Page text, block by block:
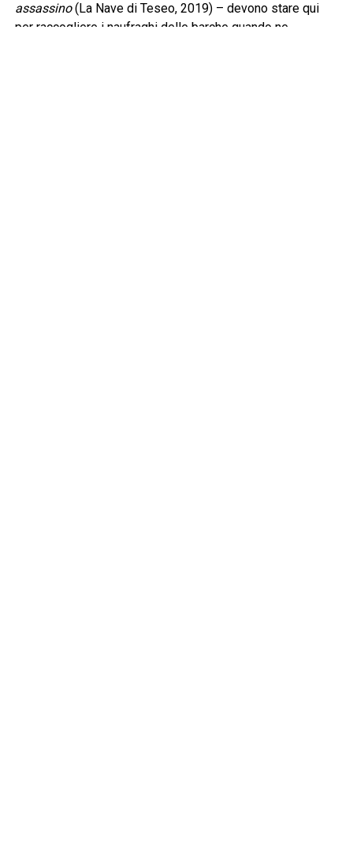
assassino(La Nave di Teseo, 2019) – devono stare qui
per raccogliere i naufraghi delle barche quando ne